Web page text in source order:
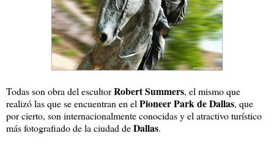
Todas son obra del escultorRobert Summers, el mismo que
realizó las que se encuentran en el Pioneer Park de Dallas, que
por cierto, son internacionalmente conocidas y el atractivo turístico
más fotografiado de la ciudad deDallas.